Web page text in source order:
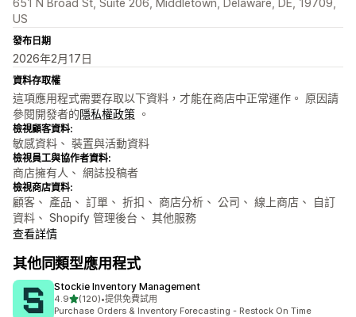
651 N Broad St, Suite 206, Middletown, Delaware, DE, 19709,
US
發布日期
2026年2月17日
資料存取權
這項應用程式需要存取以下資料，才能在商店中正常運作。 原因請
參閱開發者的隱私權政策 。
檢視顧客資料:
敏感資料、 裝置與活動資料
檢視員工與協作者資料:
商店擁有人、 網誌投稿者
檢視商店資料:
顧客、 產品、 訂單、 折扣、 商店分析、 公司、 線上商店、 自訂
資料、 Shopify 管理後台、 其他服務
查看詳情
其他同類型應用程式
Stockie Inventory Management
4.9滿分 5 顆星
(120)
共有 120 則評價
•提供免費試用
Purchase Orders & Inventory Forecasting - Restock On Time